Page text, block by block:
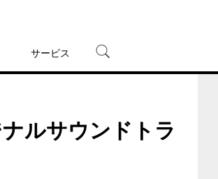
サービス
TSUTAYAプレミアムNEXT
ルサウンドトラ